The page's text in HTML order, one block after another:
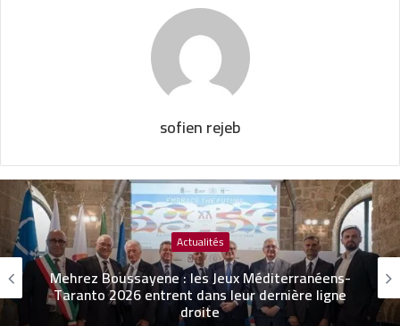
sofien rejeb
Actualités
Mehrez Boussayene : les Jeux Méditerranéens-
Taranto 2026 entrent dans leur dernière ligne
droite